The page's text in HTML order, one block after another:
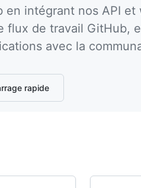
en intégrant nos API et
flux de travail GitHub,
avec la
rapide